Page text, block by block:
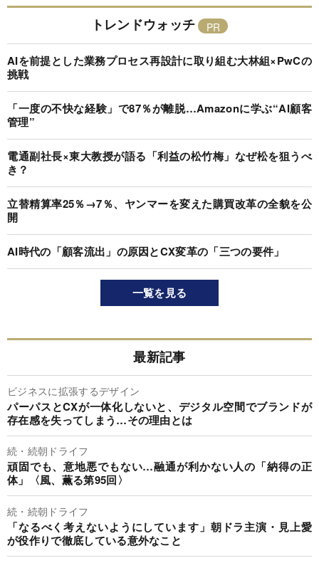
トレンドウォッチ
AIを前提とした業務プロセス再設計に取り組む大林組×PwCの
挑戦
「一度の不快な経験」で87％が離脱…Amazonに学ぶ“AI顧客
管理”
電通副社長×東大教授が語る「利益の松竹梅」なぜ松を狙うべ
き？
立替精算率25％→7％、ヤンマーを変えた購買改革の全貌を公
開
AI時代の「顧客流出」の原因とCX変革の「三つの要件」
一覧を見る
最新記事
ビジネスに拡張するデザイン
パーパスとCXが一体化しないと、デジタル空間でブランドが
存在感を失ってしまう…その理由とは
続・続朝ドライフ
頑固でも、意地悪でもない…融通が利かない人の「納得の正
体」〈風、薫る第95回〉
続・続朝ドライフ
「なるべく考えないようにしています」朝ドラ主演・見上愛
が役作りで徹底している意外なこと